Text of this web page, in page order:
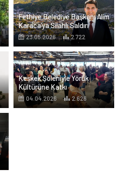
Fethiye Belediye Başkanı Alim
Karaca’ya Silahlı Saldırı
23.05.2026 2.722
Keşkek Şöleniyle Yörük
Kültürüne Katkı
04.04.2026 2.626